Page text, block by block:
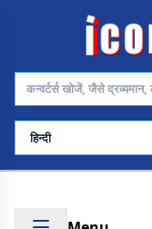
भाषा चुनें